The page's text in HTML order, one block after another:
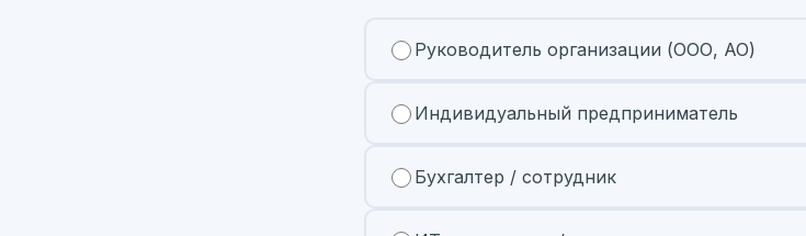
Руководитель организации (ООО, АО)
Индивидуальный предприниматель
Бухгалтер / сотрудник